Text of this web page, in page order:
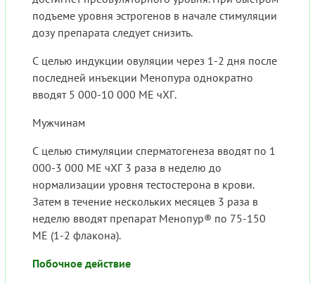
подъеме уровня эстрогенов в начале стимуляции
дозу препарата следует снизить.
С целью индукции овуляции через 1-2 дня после
последней инъекции Менопура однократно
вводят 5 000-10 000 МЕ чХГ.
Мужчинам
С целью стимуляции сперматогенеза вводят по 1
000-3 000 МЕ чХГ 3 раза в неделю до
нормализации уровня тестостерона в крови.
Затем в течение нескольких месяцев 3 раза в
неделю вводят препарат Менопур® по 75-150
МЕ (1-2 флакона).
Побочное действие